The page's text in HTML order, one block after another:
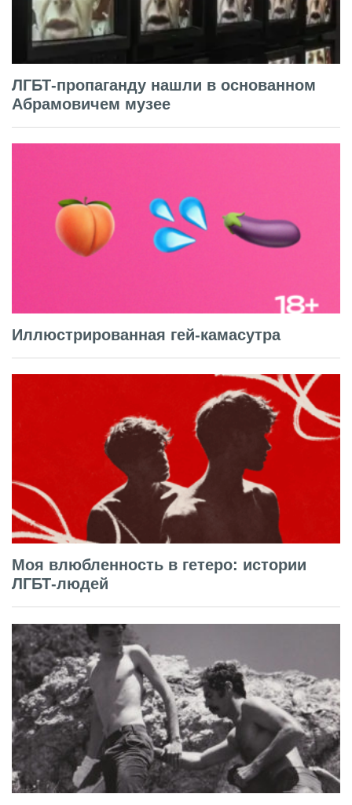
ЛГБТ-пропаганду нашли в основанном
Абрамовичем музее
Иллюстрированная гей-камасутра
Моя влюбленность в гетеро: истории
ЛГБТ-людей